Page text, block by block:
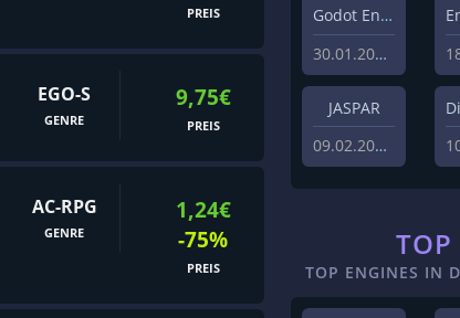
PREIS
EGO-S
GENRE
9,75€
PREIS
AC-RPG
GENRE
1,24€
-75%
PREIS
Godot Engine
30.01.2023
JASPAR
09.02.2021
TOP
TOP ENGINES IN